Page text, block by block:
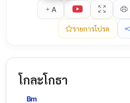
A
รายการโปรด
โกละโกธา
Bm